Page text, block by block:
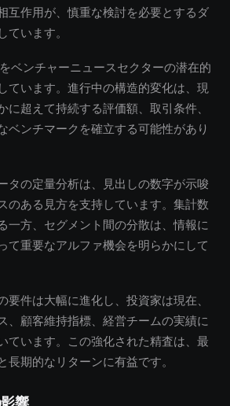
互作用が、慎重な検討を必要とするダ
ています。
ベンチャーニュースセクターの潜在的
ています。進行中の構造的変化は、現
に超えて持続する評価額、取引条件、
ベンチマークを確立する可能性があり
タの定量分析は、見出しの数字が示唆
のある見方を支持しています。集計数
一方、セグメント間の分散は、情報に
て重要なアルファ機会を明らかにして
要件は大幅に進化し、投資家は現在、
、顧客維持指標、経営チームの実績に
ています。この強化された精査は、最
長期的なリターンに有益です。
響